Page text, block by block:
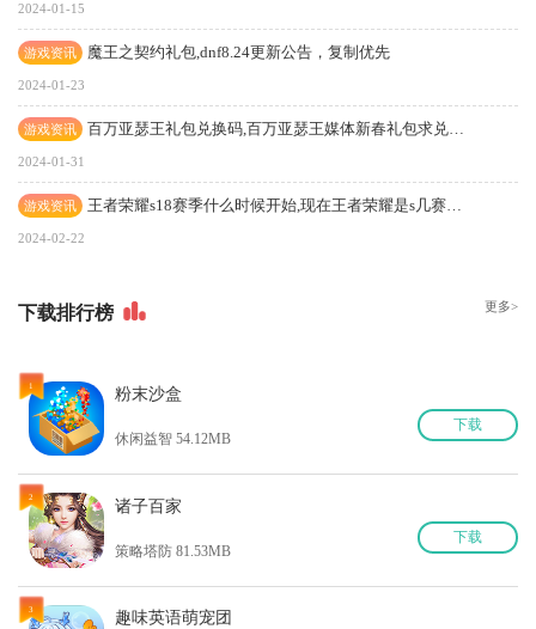
2024-01-15
游戏资讯 魔王之契约礼包,dnf8.24更新公告，复制优先
2024-01-23
游戏资讯 百万亚瑟王礼包兑换码,百万亚瑟王媒体新春礼包求兑换码，可用的请私戳我！！！多谢！！！！
2024-01-31
游戏资讯 王者荣耀s18赛季什么时候开始,现在王者荣耀是s几赛季?
2024-02-22
下载排行榜 更多>
1 粉末沙盒
休闲益智 54.12MB
下载
2 诸子百家
策略塔防 81.53MB
下载
3 趣味英语萌宠团